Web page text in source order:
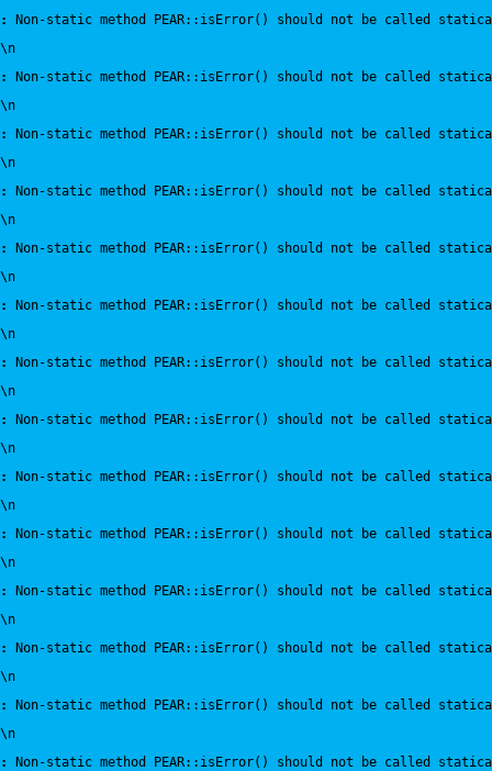
:
Non-static method PEAR::isError() should not be called
\n
:
Non-static method PEAR::isError() should not be called
\n
:
Non-static method PEAR::isError() should not be called
\n
:
Non-static method PEAR::isError() should not be called
\n
:
Non-static method PEAR::isError() should not be called
\n
:
Non-static method PEAR::isError() should not be called
\n
:
Non-static method PEAR::isError() should not be called
\n
:
Non-static method PEAR::isError() should not be called
\n
:
Non-static method PEAR::isError() should not be called
\n
:
Non-static method PEAR::isError() should not be called
\n
:
Non-static method PEAR::isError() should not be called
\n
:
Non-static method PEAR::isError() should not be called
\n
:
Non-static method PEAR::isError() should not be called
\n
:
Non-static method PEAR::isError() should not be called